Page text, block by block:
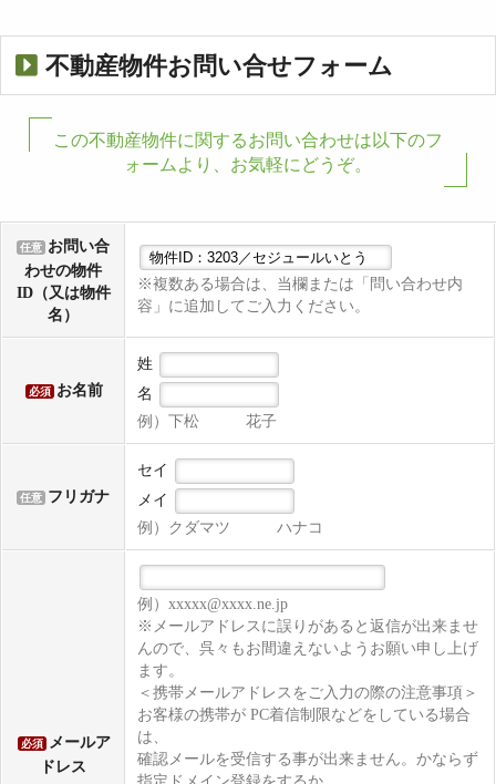
不動産物件お問い合せフォーム
この不動産物件に関するお問い合わせは以下のフ
ォームより、お気軽にどうぞ。
任意 お問い合
わせの物件
ID（又は物件
名）
※複数ある場合は、当欄または「問い合わせ内
容」に追加してご入力ください。
必須 お名前
姓
名
例）下松 花子
任意 フリガナ
セイ
メイ
例）クダマツ ハナコ
必須 メールア
ドレス
例）xxxxx@xxxx.ne.jp
※メールアドレスに誤りがあると返信が出来ませ
んので、呉々もお間違えないようお願い申し上げ
ます。
＜携帯メールアドレスをご入力の際の注意事項＞
お客様の携帯が PC着信制限などをしている場合
は、
確認メールを受信する事が出来ません。かならず